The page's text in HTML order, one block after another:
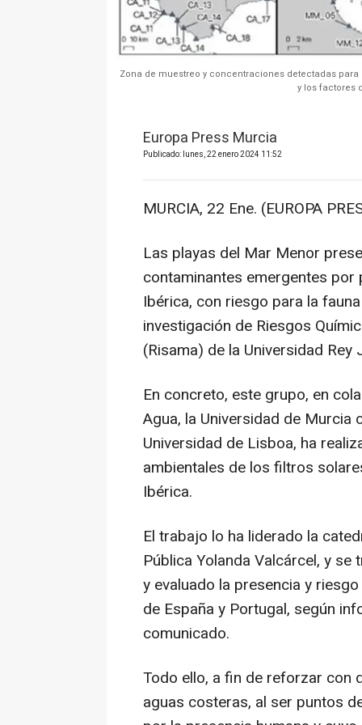
Zona de muestreo y concentraciones detectadas
y los factores
Europa Press Murcia
Publicado: lunes, 22 enero 2024 11:52
MURCIA, 22 Ene. (EUROPA
Las playas del Mar Menor
contaminantes emergentes
Ibérica, con riesgo para la
investigación de Riesgos
(Risama) de la Universidad Rey
En concreto, este grupo, en
Agua, la Universidad de Murcia
Universidad de Lisboa, ha
ambientales de los filtros
Ibérica.
El trabajo lo ha liderado la
Pública Yolanda Valcárcel, y
y evaluado la presencia y
de España y Portugal, según
comunicado.
Todo ello, a fin de reforzar con
aguas costeras, al ser puntos